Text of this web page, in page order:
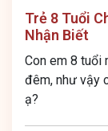
Trẻ 8 Tuổi
Nhận Biết
Con em 8 tuổi
đêm, như vậy
ạ?